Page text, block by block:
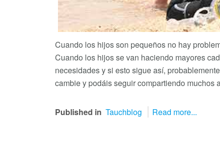
Cuando los hijos son pequeños no hay
Cuando los hijos se van haciendo mayores
necesidades y si esto sigue así,
cambie y podáis seguir compartiendo muchos
Published in Tauchblog Read more...